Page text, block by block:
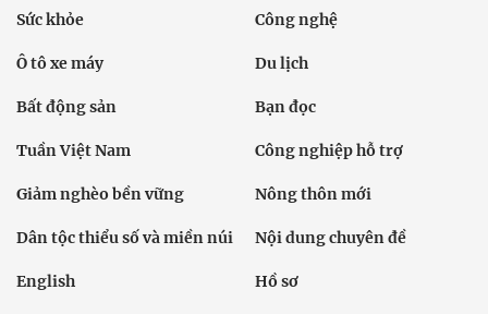
Sức khỏe Công nghệ
Ô tô xe máy Du lịch
Bất động sản Bạn đọc
Tuần Việt Nam Công nghiệp hỗ trợ
Giảm nghèo bền vững Nông thôn mới
Dân tộc thiểu số và miền núi Nội dung chuyên đề
English Hồ sơ